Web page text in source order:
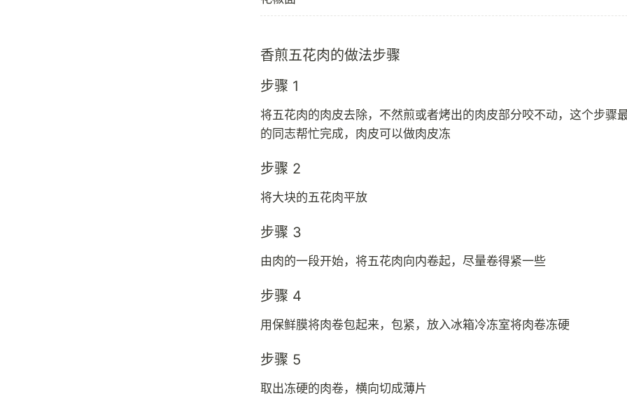
香煎五花肉的做法步骤
步骤 1
将五花肉的肉皮去除，不然煎或者烤出的肉皮部分咬不动，这个步骤
的同志帮忙完成，肉皮可以做肉皮冻
步骤 2
将大块的五花肉平放
步骤 3
由肉的一段开始，将五花肉向内卷起，尽量卷得紧一些
步骤 4
用保鲜膜将肉卷包起来，包紧，放入冰箱冷冻室将肉卷冻硬
步骤 5
取出冻硬的肉卷，横向切成薄片